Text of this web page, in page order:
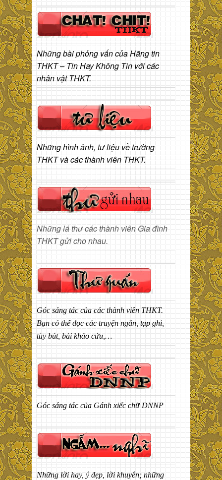
Những bài phỏng vấn của Hãng tin
THKT – Tin Hay Không Tin với các
nhân vật THKT.
Những hình ảnh, tư liệu về trường
THKT và các thành viên THKT.
Những lá thư các thành viên Gia đình
THKT gửi cho nhau.
Góc sáng tác của các thành viên THKT.
Bạn có thể đọc các truyện ngắn, tạp ghi,
tùy bút, bài khảo cứu,…
Góc sáng tác của Gánh xiếc chữ DNNP
Những lời hay, ý đẹp, lời khuyên; những